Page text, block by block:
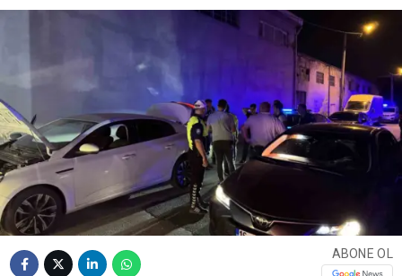
ABONE OL